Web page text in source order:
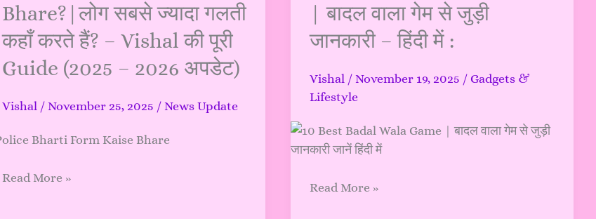
Bhare?|लोग सबसे ज्यादा गलती
कहाँ करते हैं? – Vishal की पूरी
Guide (2025 – 2026 अपडेट)
Vishal / November 25, 2025 / News Update
Form
Kaise
|
सबसे
ज्यादा
Read More »
| बादल वाला गेम से जुड़ी
जानकारी – हिंदी में :
Vishal /November 19, 2025 / Gadgets &
Lifestyle
Badal
Wala
|
बादल
गेम
से
जानकारी
Read More »